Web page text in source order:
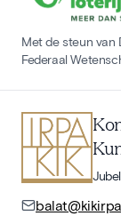
Met de steun van
Federaal